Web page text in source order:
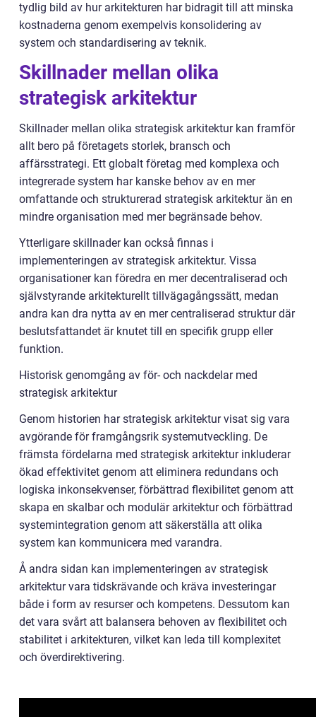
tydlig bild av hur arkitekturen har bidragit till att minska
kostnaderna genom exempelvis konsolidering av
system och standardisering av teknik.
Skillnader mellan olika
strategisk arkitektur
Skillnader mellan olika strategisk arkitektur kan framför
allt bero på företagets storlek, bransch och
affärsstrategi. Ett globalt företag med komplexa och
integrerade system har kanske behov av en mer
omfattande och strukturerad strategisk arkitektur än en
mindre organisation med mer begränsade behov.
Ytterligare skillnader kan också finnas i
implementeringen av strategisk arkitektur. Vissa
organisationer kan föredra en mer decentraliserad och
självstyrande arkitekturellt tillvägagångssätt, medan
andra kan dra nytta av en mer centraliserad struktur där
beslutsfattandet är knutet till en specifik grupp eller
funktion.
Historisk genomgång av för- och nackdelar med
strategisk arkitektur
Genom historien har strategisk arkitektur visat sig vara
avgörande för framgångsrik systemutveckling. De
främsta fördelarna med strategisk arkitektur inkluderar
ökad effektivitet genom att eliminera redundans och
logiska inkonsekvenser, förbättrad flexibilitet genom att
skapa en skalbar och modulär arkitektur och förbättrad
systemintegration genom att säkerställa att olika
system kan kommunicera med varandra.
Å andra sidan kan implementeringen av strategisk
arkitektur vara tidskrävande och kräva investeringar
både i form av resurser och kompetens. Dessutom kan
det vara svårt att balansera behoven av flexibilitet och
stabilitet i arkitekturen, vilket kan leda till komplexitet
och överdirektivering.